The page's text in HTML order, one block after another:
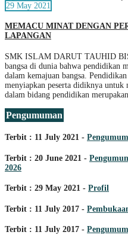
29 May 2021
MEMACU MINAT DENGAN
LAPANGAN
SMK ISLAM DARUT TAUHID
bangsa di dunia bahwa pendidikan
dalam kemajuan bangsa.
menyiapkan peserta didiknya untuk
dalam bidang pendidikan merupakan
Pengumuman
Terbit : 11 July 2021 -
Terbit : 20 June 2021 -
2026
Terbit : 29 May 2021 - Profil
Terbit : 11 July 2017 -
Terbit : 11 July 2017 -